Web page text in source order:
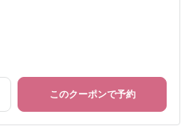
このクーポンで予約